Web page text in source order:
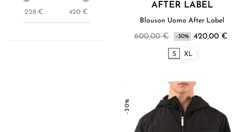
228 € 420 €
AFTER LABEL
Blouson Uomo After Label
600,00 € -30% 420,00 €
S XL
-30%